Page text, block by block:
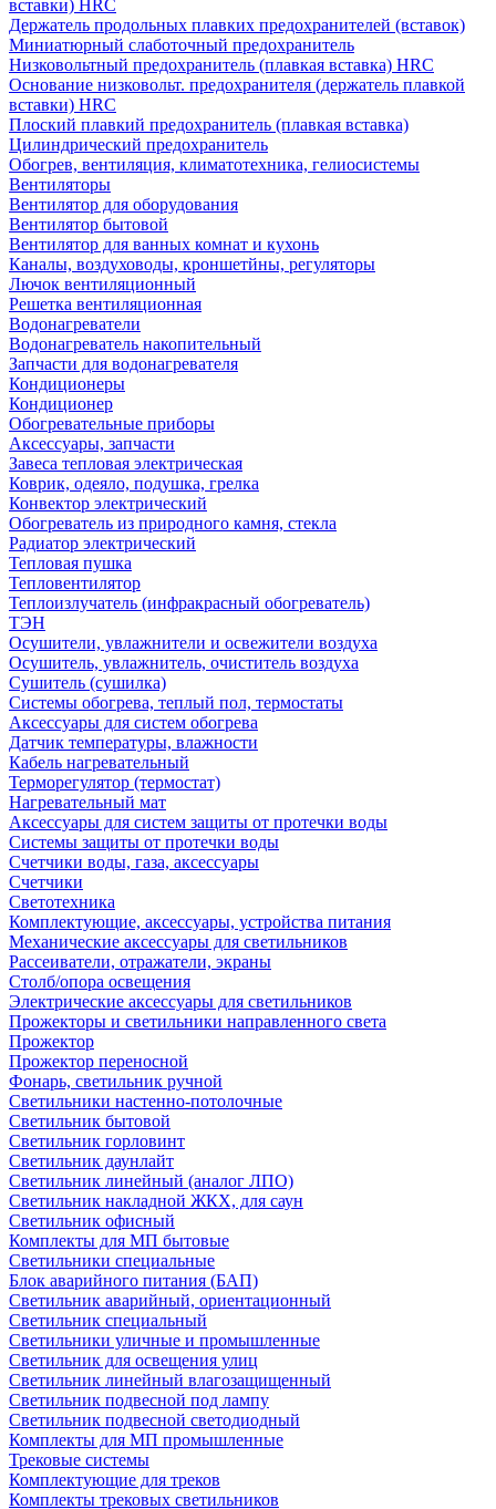
вставки) HRC
Держатель продольных плавких предохранителей (вставок)
Миниатюрный слаботочный предохранитель
Низковольтный предохранитель (плавкая вставка) HRC
Основание низковольт. предохранителя (держатель плавкой
вставки) HRC
Плоский плавкий предохранитель (плавкая вставка)
Цилиндрический предохранитель
Обогрев, вентиляция, климатотехника, гелиосистемы
Вентиляторы
Вентилятор для оборудования
Вентилятор бытовой
Вентилятор для ванных комнат и кухонь
Каналы, воздуховоды, кроншетйны, регуляторы
Лючок вентиляционный
Решетка вентиляционная
Водонагреватели
Водонагреватель накопительный
Запчасти для водонагревателя
Кондиционеры
Кондиционер
Обогревательные приборы
Аксессуары, запчасти
Завеса тепловая электрическая
Коврик, одеяло, подушка, грелка
Конвектор электрический
Обогреватель из природного камня, стекла
Радиатор электрический
Тепловая пушка
Тепловентилятор
Теплоизлучатель (инфракрасный обогреватель)
ТЭН
Осушители, увлажнители и освежители воздуха
Осушитель, увлажнитель, очиститель воздуха
Сушитель (сушилка)
Системы обогрева, теплый пол, термостаты
Аксессуары для систем обогрева
Датчик температуры, влажности
Кабель нагревательный
Терморегулятор (термостат)
Нагревательный мат
Аксессуары для систем защиты от протечки воды
Системы защиты от протечки воды
Счетчики воды, газа, аксессуары
Счетчики
Светотехника
Комплектующие, аксессуары, устройства питания
Механические аксессуары для светильников
Рассеиватели, отражатели, экраны
Столб/опора освещения
Электрические аксессуары для светильников
Прожекторы и светильники направленного света
Прожектор
Прожектор переносной
Фонарь, светильник ручной
Светильники настенно-потолочные
Светильник бытовой
Светильник горловинт
Светильник даунлайт
Светильник линейный (аналог ЛПО)
Светильник накладной ЖКХ, для саун
Светильник офисный
Комплекты для МП бытовые
Светильники специальные
Блок аварийного питания (БАП)
Светильник аварийный, ориентационный
Светильник специальный
Светильники уличные и промышленные
Светильник для освещения улиц
Светильник линейный влагозащищенный
Светильник подвесной под лампу
Светильник подвесной светодиодный
Комплекты для МП промышленные
Трековые системы
Комплектующие для треков
Комплекты трековых светильников